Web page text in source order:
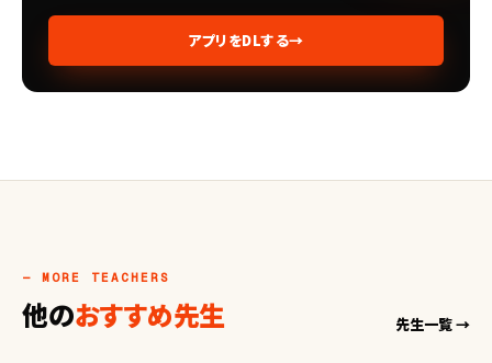
アプリをDLする→
— MORE TEACHERS
他のおすすめ先生 先生一覧 →